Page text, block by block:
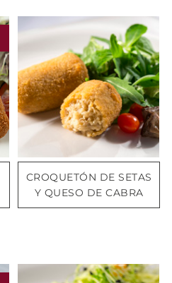
CROQUETÓN DE SETAS
Y QUESO DE CABRA